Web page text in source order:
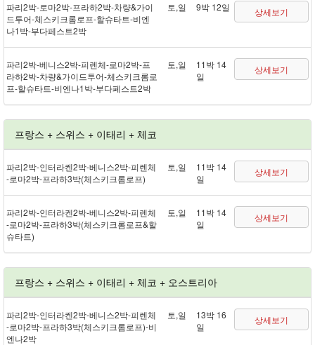
파리 2박 - 로마 2박 - 프라하 2박 - 차량&가이
드투어 - 체스키크롬로프 - 할슈타트 - 비엔
나 1박 - 부다페스트 2박
토,일 9박 12일 상세보기
파리 2박 - 베니스 2박 - 피렌체 - 로마 2박 - 프
라하 2박 - 차량&가이드투어 - 체스키크롬로
프 - 할슈타트 - 비엔나 1박 - 부다페스트 2박
토,일
11박 14
일
상세보기
프랑스 + 스위스 + 이태리 + 체코
파리 2박 - 인터라켄 2박 - 베니스 2박 - 피렌체
- 로마 2박 - 프라하 3박(체스키크롬로프)
토,일
11박 14
일
상세보기
파리 2박 - 인터라켄 2박 - 베니스 2박 - 피렌체
- 로마 2박 - 프라하 3박(체스키크롬로프&할
슈타트)
토,일
11박 14
일
상세보기
프랑스 + 스위스 + 이태리 + 체코 + 오스트리아
파리 2박 - 인터라켄 2박 - 베니스 2박 - 피렌체
- 로마 2박 - 프라하 3박(체스키크롬로프) - 비
엔나 2박
토,일
13박 16
일
상세보기